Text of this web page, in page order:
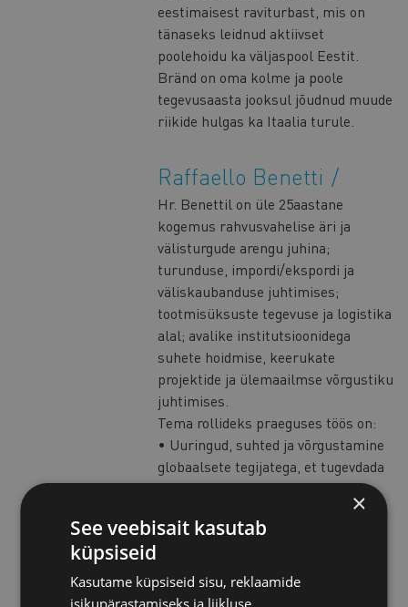
eestimaisest raviturbast, mis on
tänaseks leidnud aktiivset
poolehoidu ka väljaspool Eestit.
Bränd on oma kolme ja poole
tegevusaasta jooksul jõudnud muude
riikide hulgas ka Itaalia turule.
Raffaello Benetti
Hr. Benettil on üle 25aastane
kogemus rahvusvahelise äri ja
välisturgude arengu juhina;
turunduse, impordi/ekspordi ja
väliskaubanduse juhtimises;
tootmisüksuste tegevuse ja logistika
alal; avalike institutsioonidega
suhete hoidmise, keerukate
projektide ja ülemaailmse võrgustiku
juhtimises.
Tema rollideks praeguses töös on:
• Uuringud, suhted ja võrgustamine
globaalsete tegijatega, et tugevdada
Milano Kaubanduskoja
• Milano Kaubanduskoja
konsulteerimine, treenimine ja
võimekuse tõstmine
×
See veebisait kasutab
küpsiseid
Kasutame küpsiseid sisu, reklaamide
isikupärastamiseks ja liikluse